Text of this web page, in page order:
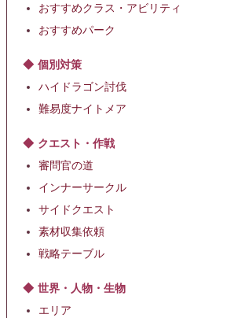
おすすめクラス・アビリティ
おすすめパーク
個別対策
ハイドラゴン討伐
難易度ナイトメア
クエスト・作戦
審問官の道
インナーサークル
サイドクエスト
素材収集依頼
戦略テーブル
世界・人物・生物
エリア